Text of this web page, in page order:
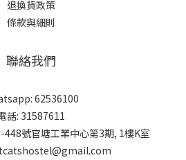
退換貨政策
條款與細則
聯絡我們
62536100
話: 31587611
448號官塘工業中心第3期, 1樓K室